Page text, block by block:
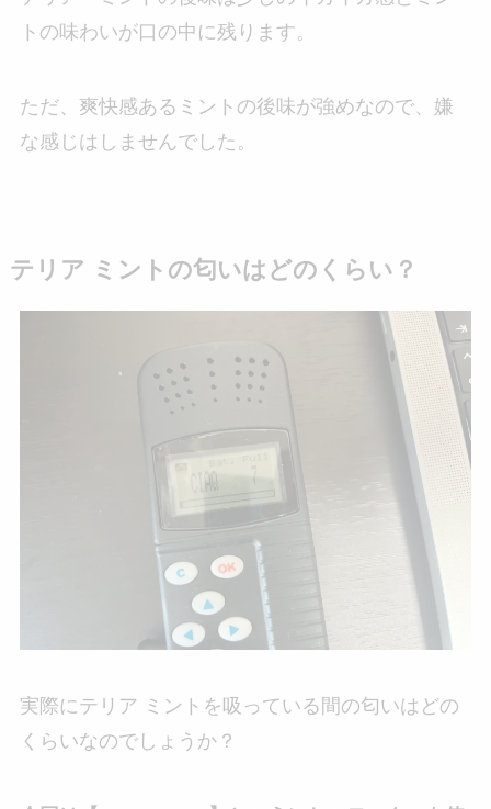
トの味わいが口の中に残ります。
ただ、爽快感あるミントの後味が強めなので、嫌
な感じはしませんでした。
テリア ミントの匂いはどのくらい？
実際にテリア ミントを吸っている間の匂いはどの
くらいなのでしょうか？